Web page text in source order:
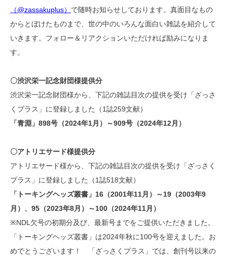
（@zassakuplus） で随時お知らせしております。真面目なもの
からとぼけたものまで、世の中のいろんな面白い雑誌を紹介して
いきます。フォロー＆リアクションいただければ励みになりま
す。
〇渋沢栄一記念財団様提供分
渋沢栄一記念財団様から、下記の雑誌目次の提供を受け「ざっさ
くプラス」に登録しました（1誌259文献）
「青淵」898号（2024年1月）～909号（2024年12月）
〇アトリエサード様提供分
アトリエサード様から、下記の雑誌目次の提供を受け「ざっさく
プラス」に登録しました（1誌518文献）
「トーキングヘッズ叢書」16（2001年11月）～19（2003年9
月）、95（2023年8月）～100（2024年11月）
※NDL欠号の初期分及び、最新号までをご提供いただきました。
「トーキングヘッズ叢書」は2024年秋に100号を迎えました。お
めでとうございます！ 「ざっさくプラス」では、創刊号以来の